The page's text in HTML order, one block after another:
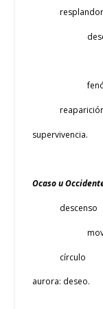
resplandor
supervivencia.
Ocaso u
descenso
círculo
aurora: deseo.